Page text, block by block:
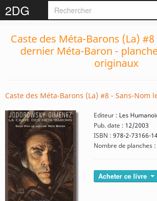
2DG
Caste des Méta-Barons (La)
dernier Méta-Baron -
originaux
Caste des Méta-Barons (La) #8 - Sans-Nom
Editeur : Les
Pub. date : 12/2003
ISBN : 978-2-73166-
Nombre de planches :
Acheter ce livre